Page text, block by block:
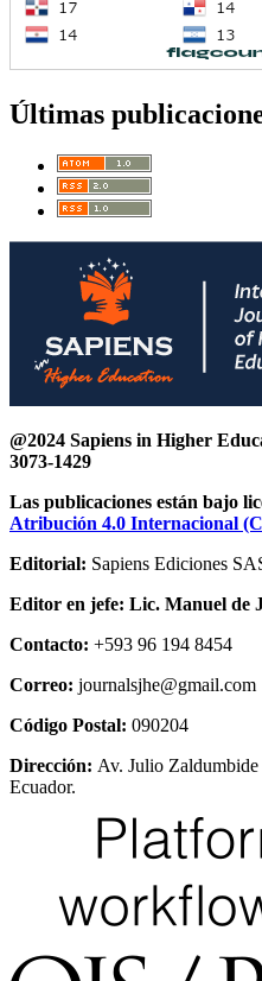
Últimas
@2024 Sapiens in
3073-1429
Las publicaciones están bajo
Atribución 4.0 Internacional
Editorial: Sapiens
Editor en jefe: Lic. Manuel de
Contacto: +593 96 194 8454
Correo: journalsjhe@gmail.com
Código Postal: 090204
Dirección: Av. Julio
Ecuador.